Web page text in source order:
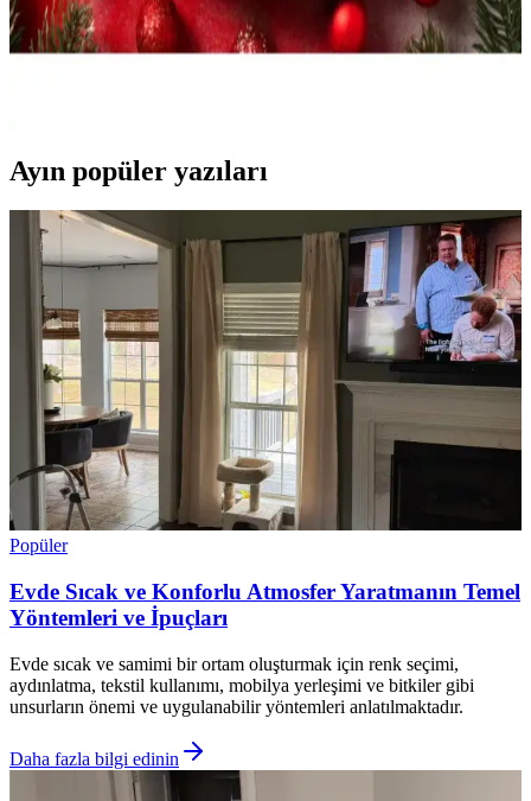
ve Eğlenceli Kullanım İçin
Sevimli Noel Baba ve yılbaşı temalı kurabiye kalıbı seti, yüksek
Ayın popüler yazıları
Popüler
Evde Sıcak ve Konforlu Atmosfer Yaratmanın Temel
Yöntemleri ve İpuçları
Evde sıcak ve samimi bir ortam oluşturmak için renk seçimi,
aydınlatma, tekstil kullanımı, mobilya yerleşimi ve bitkiler gibi
unsurların önemi ve uygulanabilir yöntemleri anlatılmaktadır.
Daha fazla bilgi edinin